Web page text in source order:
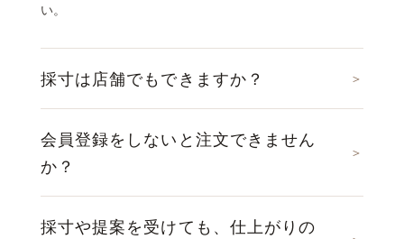
い。
採寸は店舗でもできますか？
会員登録をしないと注文できません
か？
採寸や提案を受けても、仕上がりの